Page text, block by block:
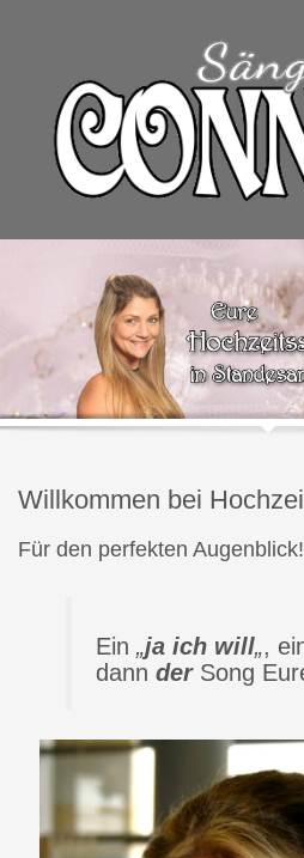
Willkommen bei
Für den perfekten Augenblick!
Ein „ja ich will„,
dann derSong